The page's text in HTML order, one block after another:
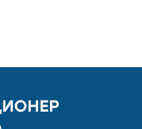
а также
отслеживает движение
температуру в